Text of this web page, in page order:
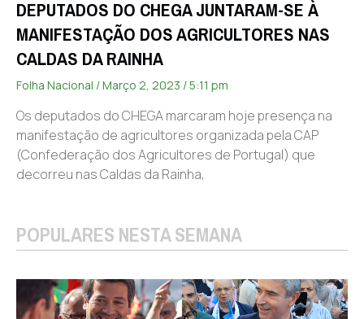
DEPUTADOS DO CHEGA JUNTARAM-SE À
MANIFESTAÇÃO DOS AGRICULTORES NAS
CALDAS DA RAINHA
Folha Nacional Março 2, 2023 5:11 pm
Os deputados do CHEGA marcaram hoje presença na
manifestação de agricultores organizada pela CAP
(Confederação dos Agricultores de Portugal) que
decorreu nas Caldas da Rainha,
POPULARES NESTA SEMANA